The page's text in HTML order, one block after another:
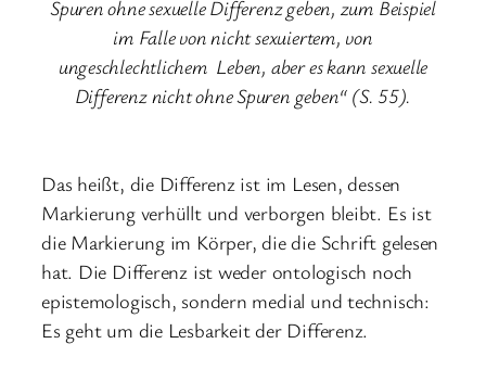
Spuren ohne sexuelle Differenz geben, zum Beispiel
im Falle von nicht sexuiertem, von
ungeschlechtlichem Leben, aber es kann sexuelle
Differenz nicht ohne Spuren geben“ (S. 55).
Das heißt, die Differenz ist im Lesen, dessen
Markierung verhüllt und verborgen bleibt. Es ist
die Markierung im Körper, die die Schrift gelesen
hat. Die Differenz ist weder ontologisch noch
epistemologisch, sondern medial und technisch:
Es geht um die Lesbarkeit der Differenz.